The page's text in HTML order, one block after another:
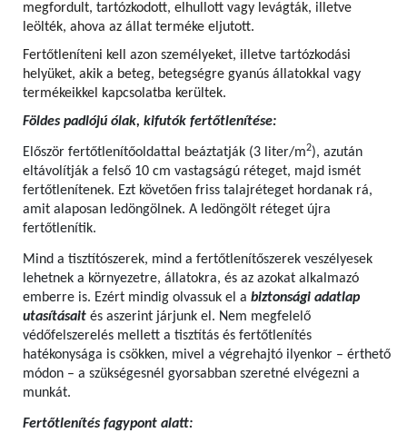
megfordult, tartózkodott, elhullott vagy levágták, illetve
leölték, ahova az állat terméke eljutott.
Fertőtleníteni kell azon személyeket, illetve tartózkodási
helyüket, akik a beteg, betegségre gyanús állatokkal vagy
termékeikkel kapcsolatba kerültek.
Földes padlójú ólak, kifutók fertőtlenítése:
Először fertőtlenítőoldattal beáztatják (3 liter/m2), azután
eltávolítják a felső 10 cm vastagságú réteget, majd ismét
fertőtlenítenek. Ezt követően friss talajréteget hordanak rá,
amit alaposan ledöngölnek. A ledöngölt réteget újra
fertőtlenítik.
Mind a tisztítószerek, mind a fertőtlenítőszerek veszélyesek
lehetnek a környezetre, állatokra, és az azokat alkalmazó
emberre is. Ezért mindig olvassuk el a biztonsági adatlap
utasításait és aszerint járjunk el. Nem megfelelő
védőfelszerelés mellett a tisztítás és fertőtlenítés
hatékonysága is csökken, mivel a végrehajtó ilyenkor – érthető
módon – a szükségesnél gyorsabban szeretné elvégezni a
munkát.
Fertőtlenítés fagypont alatt: